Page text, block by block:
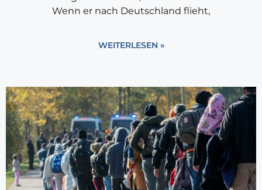
Wenn er nach Deutschland flieht,
WEITERLESEN »